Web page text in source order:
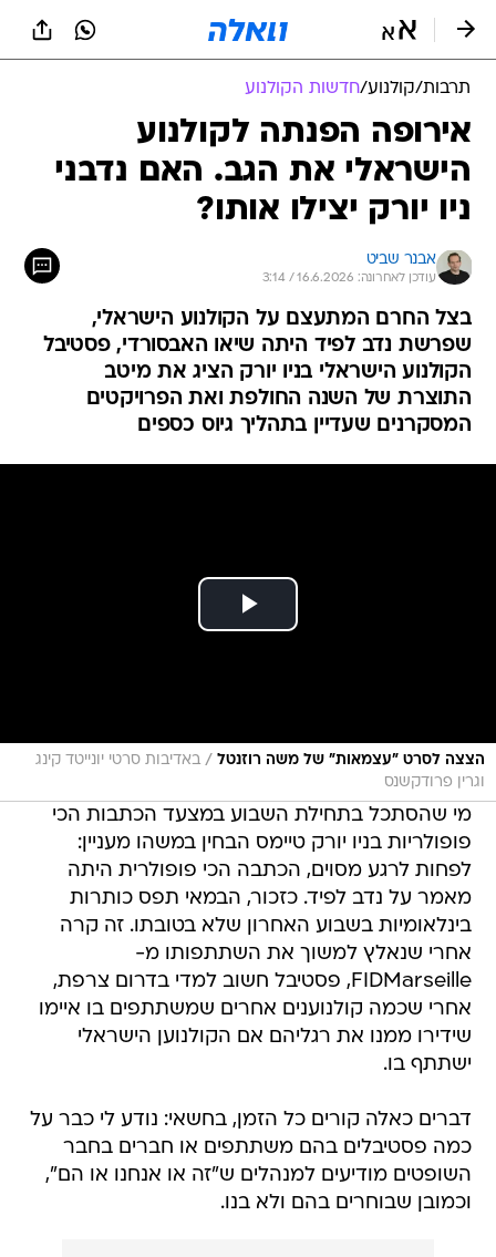
תרבות/קולנוע/חדשות הקולנוע
אירופה הפנתה לקולנוע
הישראלי את הגב. האם נדבני
ניו יורק יצילו אותו?
אבנר שביט
עודכן לאחרונה: 16.6.2026 / 3:14
בצל החרם המתעצם על הקולנוע הישראלי,
שפרשת נדב לפיד היתה שיאו האבסורדי, פסטיבל
הקולנוע הישראלי בניו יורק הציג את מיטב
התוצרת של השנה החולפת ואת הפרויקטים
המסקרנים שעדיין בתהליך גיוס כספים
הצצה לסרט "עצמאות" של משה רוזנטל / באדיבות סרטי יונייטד קינג
וגרין פרודקשנס
מי שהסתכל בתחילת השבוע במצעד הכתבות הכי
פופולריות בניו יורק טיימס הבחין במשהו מעניין:
לפחות לרגע מסוים, הכתבה הכי פופולרית היתה
מאמר על נדב לפיד. כזכור, הבמאי תפס כותרות
בינלאומיות בשבוע האחרון שלא בטובתו. זה קרה
אחרי שנאלץ למשוך את השתתפותו מ-
FIDMarseille, פסטיבל חשוב למדי בדרום צרפת,
אחרי שכמה קולנוענים אחרים שמשתתפים בו איימו
שידירו ממנו את רגליהם אם הקולנוען הישראלי
ישתתף בו.
דברים כאלה קורים כל הזמן, בחשאי: נודע לי כבר על
כמה פסטיבלים בהם משתתפים או חברים בחבר
השופטים מודיעים למנהלים ש"זה או אנחנו או הם",
וכמובן שבוחרים בהם ולא בנו.